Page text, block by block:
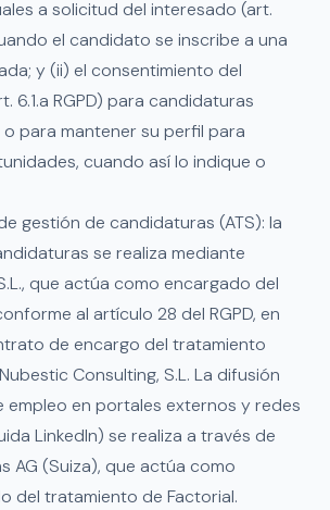
a solicitud del interesado (art.
el candidato se inscribe a una
y (ii) el consentimiento del
6.1.a RGPD) para candidaturas
para mantener su perfil para
cuando así lo indique o
gestión de candidaturas (ATS): la
se realiza mediante
que actúa como encargado del
al artículo 28 del RGPD, en
de encargo del tratamiento
Consulting, S.L. La difusión
empleo en portales externos y redes
LinkedIn) se realiza a través de
AG (Suiza), que actúa como
del tratamiento de Factorial.